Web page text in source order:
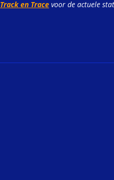
Track en Trace voor de actuele